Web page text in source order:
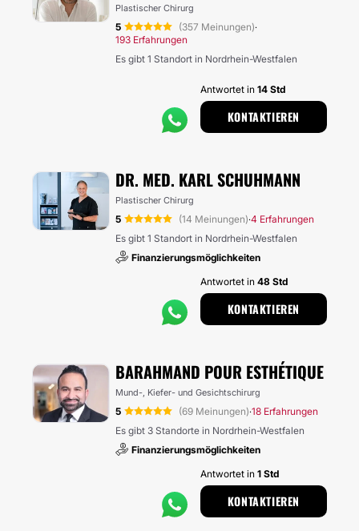
Plastischer Chirurg
5 (357 Meinungen)·
193 Erfahrungen
Es gibt 1 Standort in Nordrhein-Westfalen
Antwortet in 14 Std
KONTAKTIEREN
DR. MED. KARL SCHUHMANN
Plastischer Chirurg
5 (14 Meinungen)·4 Erfahrungen
Es gibt 1 Standort in Nordrhein-Westfalen
Finanzierungsmöglichkeiten
Antwortet in 48 Std
KONTAKTIEREN
BARAHMAND POUR ESTHÉTIQUE
Mund-, Kiefer- und Gesichtschirurg
5 (69 Meinungen)·18 Erfahrungen
Es gibt 3 Standorte in Nordrhein-Westfalen
Finanzierungsmöglichkeiten
Antwortet in 1 Std
KONTAKTIEREN